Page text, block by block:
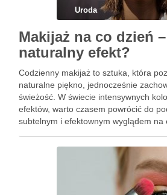
Uroda
Makijaż na co dzień
naturalny efekt?
Codzienny makijaż to sztuka, która
naturalne piękno, jednocześnie
świeżość. W świecie intensywnych
efektów, warto czasem powrócić do
subtelnym i efektownym wyglądem na
które harmonijnie współgrają z naszą